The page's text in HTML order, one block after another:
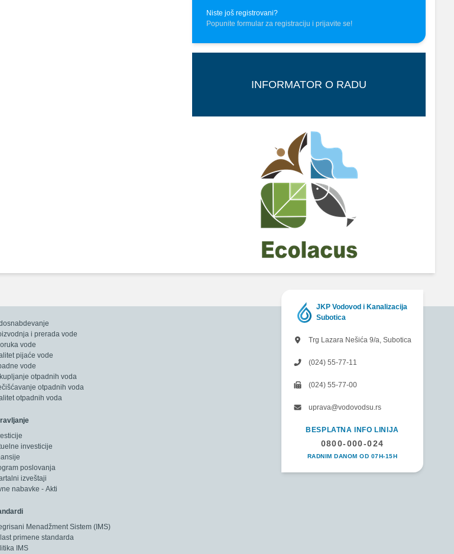
Niste još registrovani?
Popunite formular za registraciju i prijavite se!
INFORMATOR O RADU
i prerada vode
vode
pijaće vode
vode
otpadnih voda
otpadnih voda
otpadnih voda
investicije
poslovanja
izveštaji
nabavke - Akti
Menadžment Sistem (IMS)
primene standarda
IMS
JKP Vodovod i Kanalizacija
Subotica
Trg Lazara Nešića 9/a, Subotica
(024) 55-77-11
(024) 55-77-00
uprava@vodovodsu.rs
BESPLATNA INFO LINIJA
0800-000-024
RADNIM DANOM OD 07H-15H